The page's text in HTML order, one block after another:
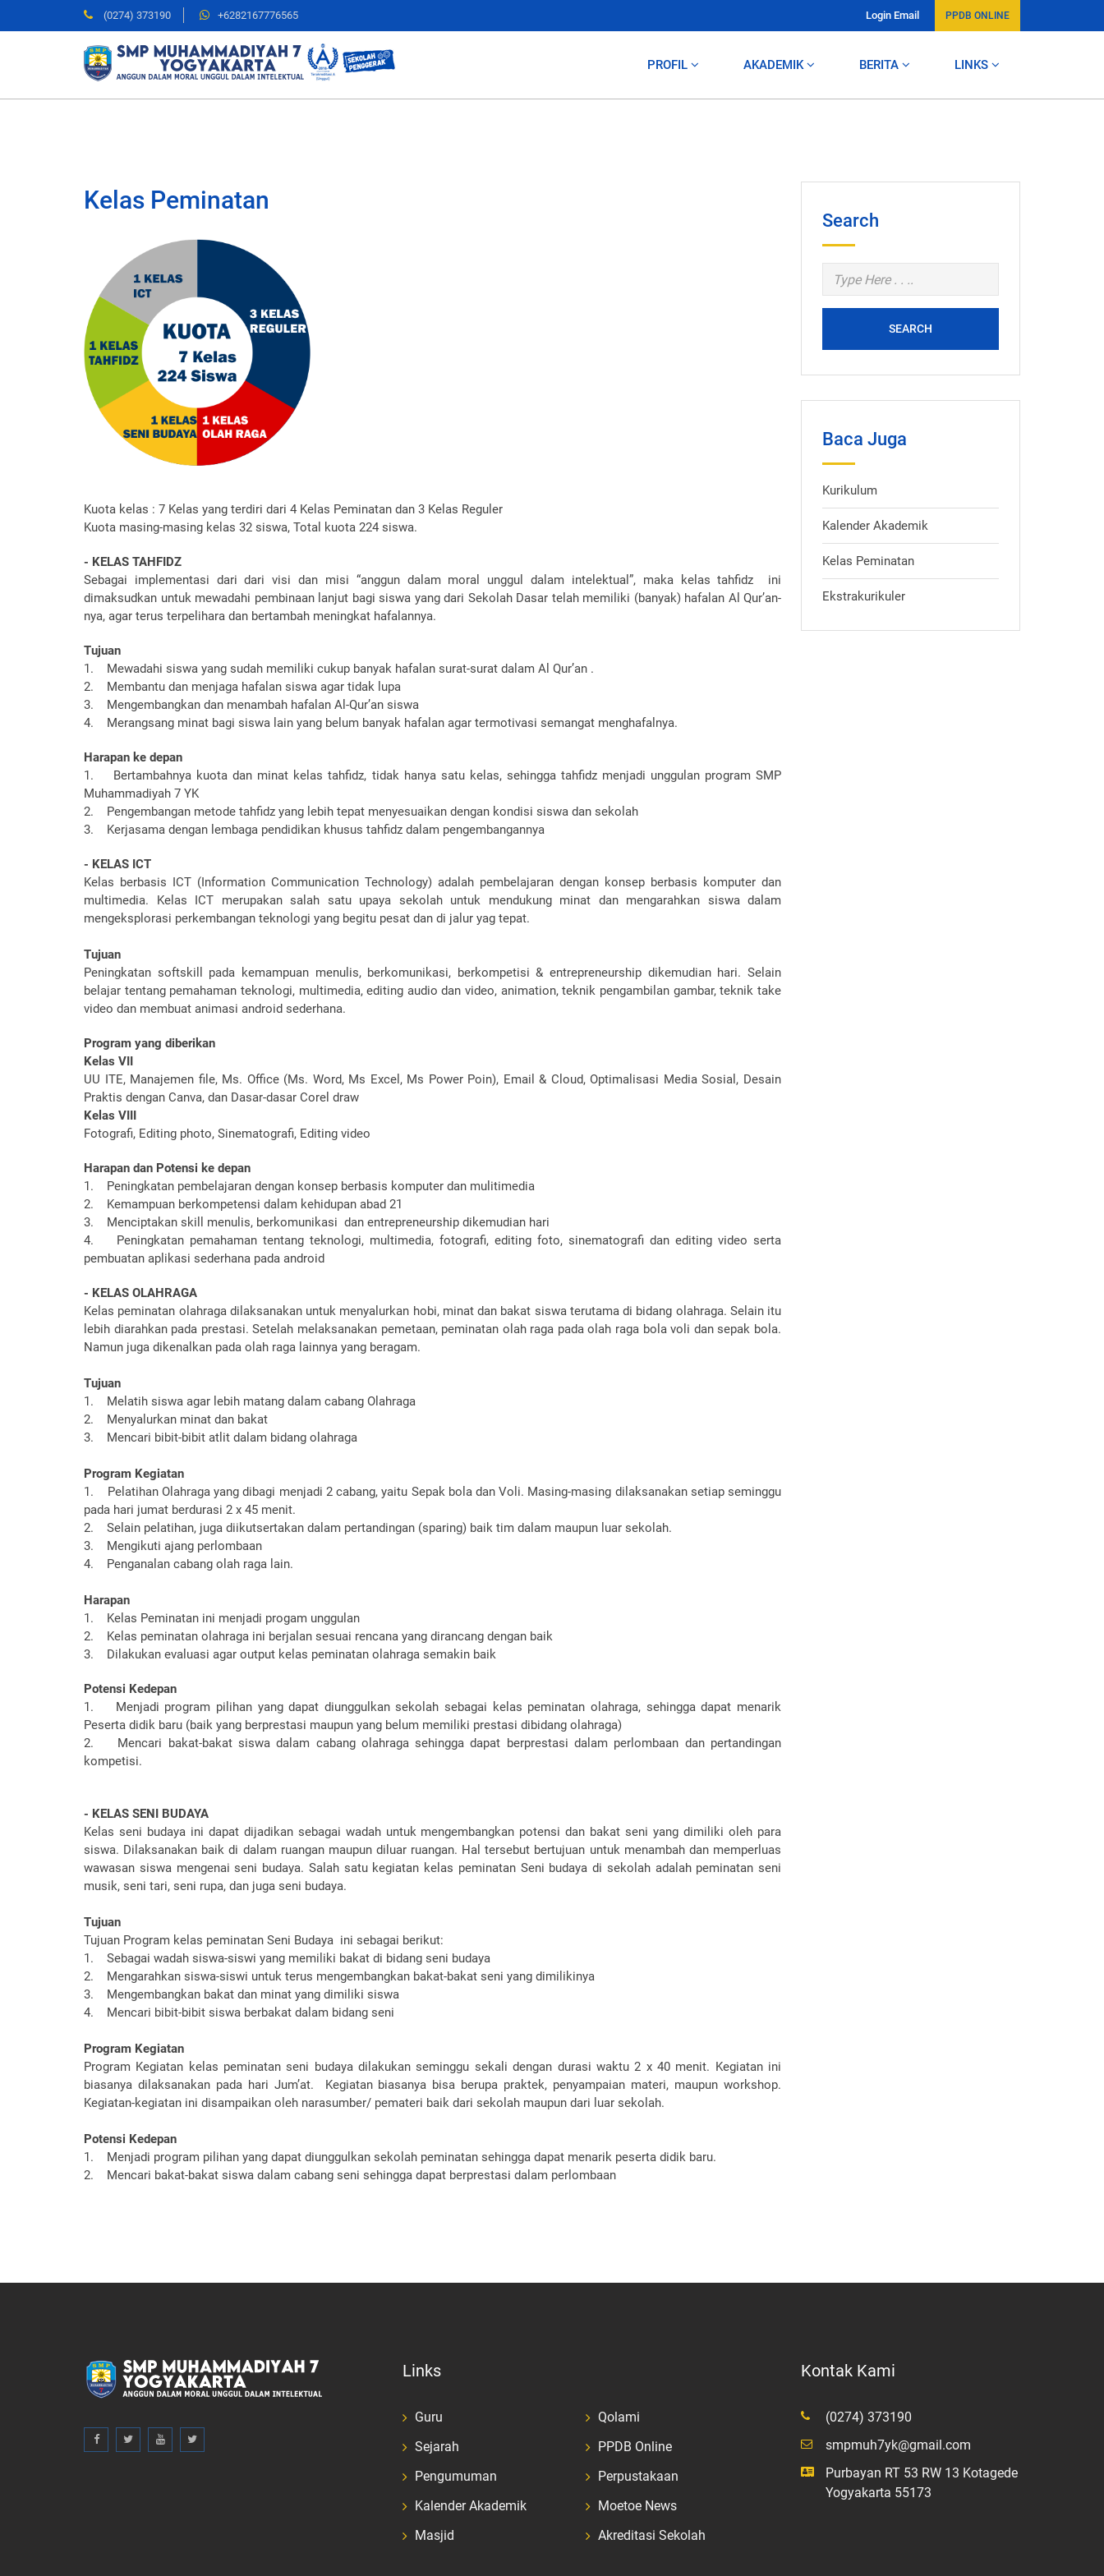
(0274) 373190 +6282167776565 Login Email PPDB ONLINE
PROFIL AKADEMIK BERITA LINKS
Kelas Peminatan
Kuota kelas : 7 Kelas yang terdiri dari 4 Kelas Peminatan dan 3 Kelas Reguler
Kuota masing-masing kelas 32 siswa, Total kuota 224 siswa.
- KELAS TAHFIDZ
Sebagai implementasi dari dari visi dan misi “anggun dalam moral unggul dalam intelektual”, maka kelas tahfidz ini
dimaksudkan untuk mewadahi pembinaan lanjut bagi siswa yang dari Sekolah Dasar telah memiliki (banyak) hafalan Al Qur’an-
nya, agar terus terpelihara dan bertambah meningkat hafalannya.
Tujuan
1. Mewadahi siswa yang sudah memiliki cukup banyak hafalan surat-surat dalam Al Qur’an .
2. Membantu dan menjaga hafalan siswa agar tidak lupa
3. Mengembangkan dan menambah hafalan Al-Qur’an siswa
4. Merangsang minat bagi siswa lain yang belum banyak hafalan agar termotivasi semangat menghafalnya.
Harapan ke depan
1. Bertambahnya kuota dan minat kelas tahfidz, tidak hanya satu kelas, sehingga tahfidz menjadi unggulan program SMP
Muhammadiyah 7 YK
2. Pengembangan metode tahfidz yang lebih tepat menyesuaikan dengan kondisi siswa dan sekolah
3. Kerjasama dengan lembaga pendidikan khusus tahfidz dalam pengembangannya
- KELAS ICT
Kelas berbasis ICT (Information Communication Technology) adalah pembelajaran dengan konsep berbasis komputer dan
multimedia. Kelas ICT merupakan salah satu upaya sekolah untuk mendukung minat dan mengarahkan siswa dalam
mengeksplorasi perkembangan teknologi yang begitu pesat dan di jalur yag tepat.
Tujuan
Peningkatan softskill pada kemampuan menulis, berkomunikasi, berkompetisi & entrepreneurship dikemudian hari. Selain
belajar tentang pemahaman teknologi, multimedia, editing audio dan video, animation, teknik pengambilan gambar, teknik take
video dan membuat animasi android sederhana.
Program yang diberikan
Kelas VII
UU ITE, Manajemen file, Ms. Office (Ms. Word, Ms Excel, Ms Power Poin), Email & Cloud, Optimalisasi Media Sosial, Desain
Praktis dengan Canva, dan Dasar-dasar Corel draw
Kelas VIII
Fotografi, Editing photo, Sinematografi, Editing video
Harapan dan Potensi ke depan
1. Peningkatan pembelajaran dengan konsep berbasis komputer dan mulitimedia
2. Kemampuan berkompetensi dalam kehidupan abad 21
3. Menciptakan skill menulis, berkomunikasi dan entrepreneurship dikemudian hari
4. Peningkatan pemahaman tentang teknologi, multimedia, fotografi, editing foto, sinematografi dan editing video serta
pembuatan aplikasi sederhana pada android
- KELAS OLAHRAGA
Kelas peminatan olahraga dilaksanakan untuk menyalurkan hobi, minat dan bakat siswa terutama di bidang olahraga. Selain itu
lebih diarahkan pada prestasi. Setelah melaksanakan pemetaan, peminatan olah raga pada olah raga bola voli dan sepak bola.
Namun juga dikenalkan pada olah raga lainnya yang beragam.
Tujuan
1. Melatih siswa agar lebih matang dalam cabang Olahraga
2. Menyalurkan minat dan bakat
3. Mencari bibit-bibit atlit dalam bidang olahraga
Program Kegiatan
1. Pelatihan Olahraga yang dibagi menjadi 2 cabang, yaitu Sepak bola dan Voli. Masing-masing dilaksanakan setiap seminggu
pada hari jumat berdurasi 2 x 45 menit.
2. Selain pelatihan, juga diikutsertakan dalam pertandingan (sparing) baik tim dalam maupun luar sekolah.
3. Mengikuti ajang perlombaan
4. Penganalan cabang olah raga lain.
Harapan
1. Kelas Peminatan ini menjadi progam unggulan
2. Kelas peminatan olahraga ini berjalan sesuai rencana yang dirancang dengan baik
3. Dilakukan evaluasi agar output kelas peminatan olahraga semakin baik
Potensi Kedepan
1. Menjadi program pilihan yang dapat diunggulkan sekolah sebagai kelas peminatan olahraga, sehingga dapat menarik
Peserta didik baru (baik yang berprestasi maupun yang belum memiliki prestasi dibidang olahraga)
2. Mencari bakat-bakat siswa dalam cabang olahraga sehingga dapat berprestasi dalam perlombaan dan pertandingan
kompetisi.
- KELAS SENI BUDAYA
Kelas seni budaya ini dapat dijadikan sebagai wadah untuk mengembangkan potensi dan bakat seni yang dimiliki oleh para
siswa. Dilaksanakan baik di dalam ruangan maupun diluar ruangan. Hal tersebut bertujuan untuk menambah dan memperluas
wawasan siswa mengenai seni budaya. Salah satu kegiatan kelas peminatan Seni budaya di sekolah adalah peminatan seni
musik, seni tari, seni rupa, dan juga seni budaya.
Tujuan
Tujuan Program kelas peminatan Seni Budaya ini sebagai berikut:
1. Sebagai wadah siswa-siswi yang memiliki bakat di bidang seni budaya
2. Mengarahkan siswa-siswi untuk terus mengembangkan bakat-bakat seni yang dimilikinya
3. Mengembangkan bakat dan minat yang dimiliki siswa
4. Mencari bibit-bibit siswa berbakat dalam bidang seni
Program Kegiatan
Program Kegiatan kelas peminatan seni budaya dilakukan seminggu sekali dengan durasi waktu 2 x 40 menit. Kegiatan ini
biasanya dilaksanakan pada hari Jum’at. Kegiatan biasanya bisa berupa praktek, penyampaian materi, maupun workshop.
Kegiatan-kegiatan ini disampaikan oleh narasumber/ pemateri baik dari sekolah maupun dari luar sekolah.
Potensi Kedepan
1. Menjadi program pilihan yang dapat diunggulkan sekolah peminatan sehingga dapat menarik peserta didik baru.
2. Mencari bakat-bakat siswa dalam cabang seni sehingga dapat berprestasi dalam perlombaan
Search
SEARCH
Baca Juga
Kurikulum
Kalender Akademik
Kelas Peminatan
Ekstrakurikuler
Links
Guru
Sejarah
Pengumuman
Kalender Akademik
Masjid
Qolami
PPDB Online
Perpustakaan
Moetoe News
Akreditasi Sekolah
Kontak Kami
(0274) 373190
smpmuh7yk@gmail.com
Purbayan RT 53 RW 13 Kotagede
Yogyakarta 55173